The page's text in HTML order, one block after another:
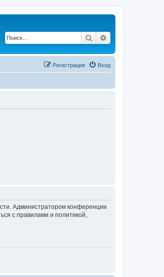
Поиск
Вход
Регистрация
Администратором конференции
с правилами и политикой,